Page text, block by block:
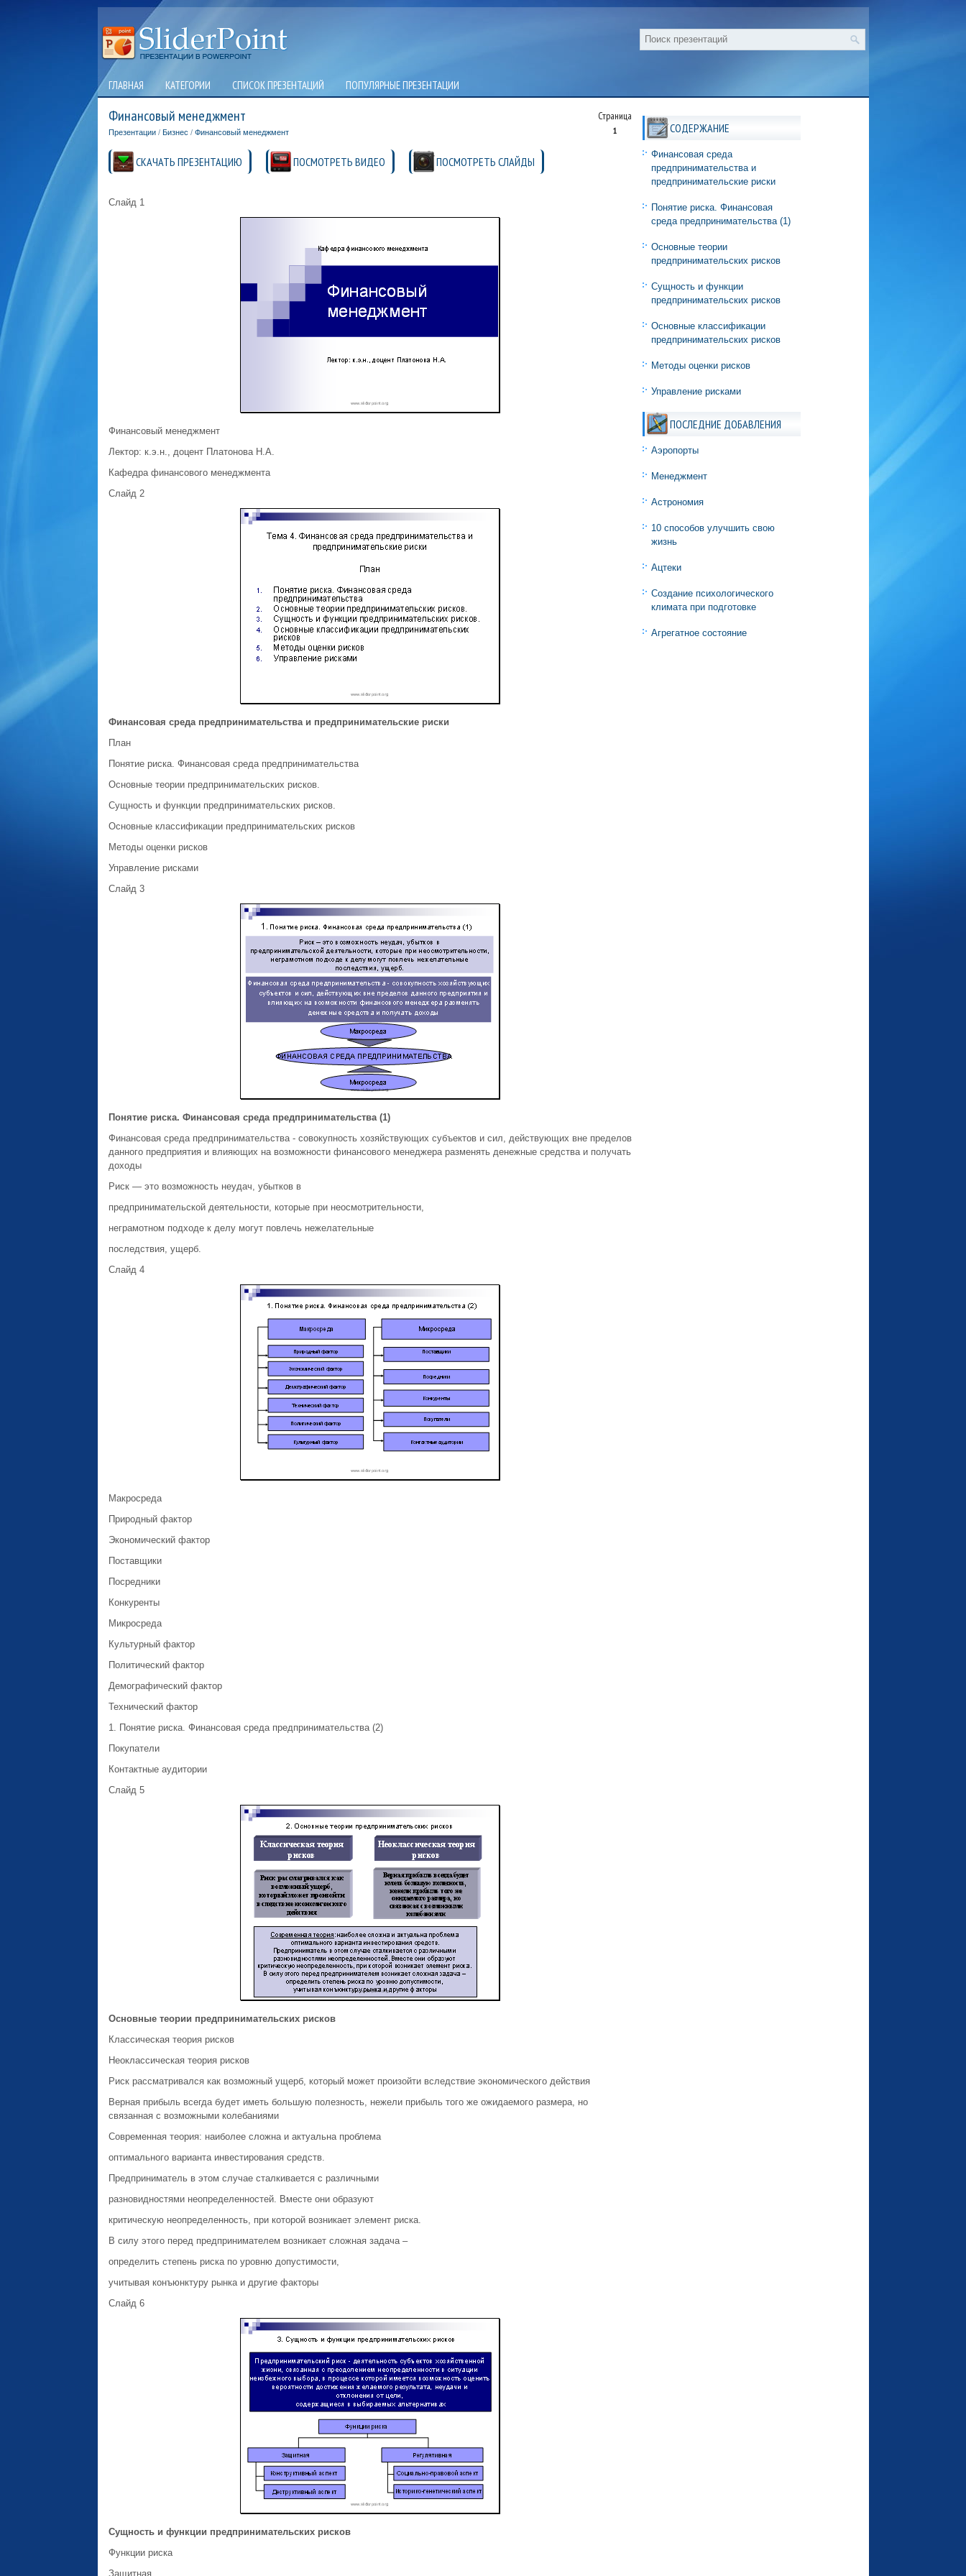
ГЛАВНАЯ КАТЕГОРИИ СПИСОК ПРЕЗЕНТАЦИЙ ПОПУЛЯРНЫЕ ПРЕЗЕНТАЦИИ
Финансовый менеджмент Страница
1
Презентации/ Бизнес / Финансовый менеджмент
СКАЧАТЬ ПРЕЗЕНТАЦИЮ ПОСМОТРЕТЬ ВИДЕО ПОСМОТРЕТЬ СЛАЙДЫ
Слайд 1
Финансовый менеджмент
Лектор: к.э.н., доцент Платонова Н.А.
Кафедра финансового менеджмента
Слайд 2
Финансовая среда предпринимательства и предпринимательские риски
План
Понятие риска. Финансовая среда предпринимательства
Основные теории предпринимательских рисков.
Сущность и функции предпринимательских рисков.
Основные классификации предпринимательских рисков
Методы оценки рисков
Управление рисками
Слайд 3
Понятие риска. Финансовая среда предпринимательства (1)
Финансовая среда предпринимательства - совокупность хозяйствующих субъектов и сил, действующих вне пределов
данного предприятия и влияющих на возможности финансового менеджера разменять денежные средства и получать
доходы
Риск — это возможность неудач, убытков в
предпринимательской деятельности, которые при неосмотрительности,
неграмотном подходе к делу могут повлечь нежелательные
последствия, ущерб.
Слайд 4
Макросреда
Природный фактор
Экономический фактор
Поставщики
Посредники
Конкуренты
Микросреда
Культурный фактор
Политический фактор
Демографический фактор
Технический фактор
1. Понятие риска. Финансовая среда предпринимательства (2)
Покупатели
Контактные аудитории
Слайд 5
Основные теории предпринимательских рисков
Классическая теория рисков
Неоклассическая теория рисков
Риск рассматривался как возможный ущерб, который может произойти вследствие экономического действия
Верная прибыль всегда будет иметь большую полезность, нежели прибыль того же ожидаемого размера, но
связанная с возможными колебаниями
Современная теория: наиболее сложна и актуальна проблема
оптимального варианта инвестирования средств.
Предприниматель в этом случае сталкивается с различными
разновидностями неопределенностей. Вместе они образуют
критическую неопределенность, при которой возникает элемент риска.
В силу этого перед предпринимателем возникает сложная задача –
определить степень риска по уровню допустимости,
учитывая конъюнктуру рынка и другие факторы
Слайд 6
Сущность и функции предпринимательских рисков
Функции риска
Защитная
СОДЕРЖАНИЕ
Финансовая среда
предпринимательства и
предпринимательские риски
Понятие риска. Финансовая
среда предпринимательства (1)
Основные теории
предпринимательских рисков
Сущность и функции
предпринимательских рисков
Основные классификации
предпринимательских рисков
Методы оценки рисков
Управление рисками
ПОСЛЕДНИЕ ДОБАВЛЕНИЯ
Аэропорты
Менеджмент
Астрономия
10 способов улучшить свою
жизнь
Ацтеки
Создание психологического
климата при подготовке
Агрегатное состояние